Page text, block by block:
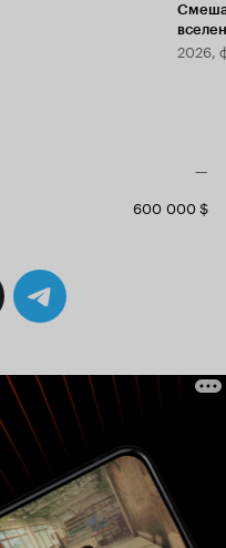
2026,
—
600 000 $